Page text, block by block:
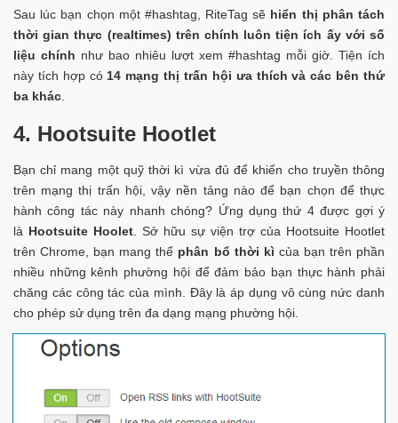
Sau lúc bạn chọn một #hashtag, RiteTag sẽ hiển thị phân tách
thời gian thực (realtimes) trên chính luôn tiện ích ấy với số
liệu chính như bao nhiêu lượt xem #hashtag mỗi giờ. Tiện ích
này tích hợp có 14 mạng thị trấn hội ưa thích và các bên thứ
ba khác
4. Hootsuite Hootlet
Bạn chỉ mang một quỹ thời kì vừa đủ để khiến cho truyền thông
trên mạng thị trấn hội, vậy nền tảng nào để bạn chọn để thực
hành công tác này nhanh chóng? Ứng dụng thứ 4 được gợi ý
là Hootsuite Hoolet . Sở hữu sự viện trợ của Hootsuite Hootlet
trên Chrome, bạn mang thể phân bổ thời kì của bạn trên phần
nhiều những kênh phường hội để đảm bảo bạn thực hành phải
chăng các công tác của mình. Đây là áp dụng vô cùng nức danh
cho phép sử dụng trên đa dạng mạng phường hội.